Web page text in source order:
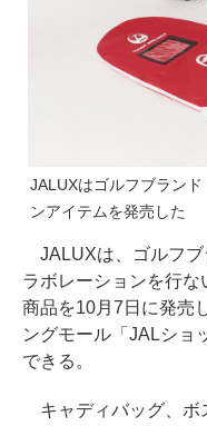
JALUXはゴルフブラン
ンアイテムを発売した
JALUXは、ゴルフブ
ラボレーションを行
商品を10月7日に発売
ングモール「JALショ
できる。
キャディバッグ、ボ